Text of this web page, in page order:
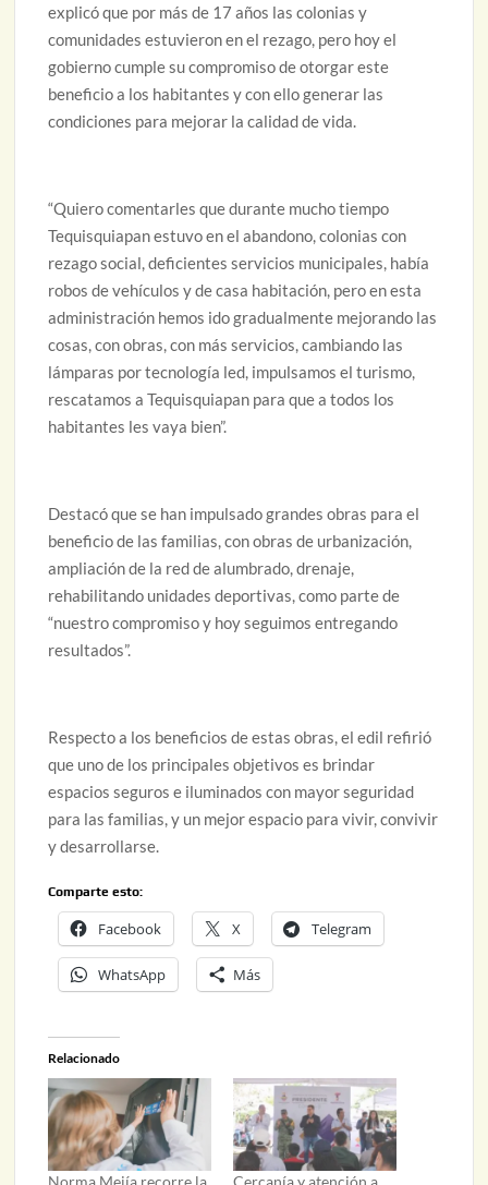
explicó que por más de 17 años las colonias y
comunidades estuvieron en el rezago, pero hoy el
gobierno cumple su compromiso de otorgar este
beneficio a los habitantes y con ello generar las
condiciones para mejorar la calidad de vida.
“Quiero comentarles que durante mucho tiempo
Tequisquiapan estuvo en el abandono, colonias con
rezago social, deficientes servicios municipales, había
robos de vehículos y de casa habitación, pero en esta
administración hemos ido gradualmente mejorando las
cosas, con obras, con más servicios, cambiando las
lámparas por tecnología led, impulsamos el turismo,
rescatamos a Tequisquiapan para que a todos los
habitantes les vaya bien”.
Destacó que se han impulsado grandes obras para el
beneficio de las familias, con obras de urbanización,
ampliación de la red de alumbrado, drenaje,
rehabilitando unidades deportivas, como parte de
“nuestro compromiso y hoy seguimos entregando
resultados”.
Respecto a los beneficios de estas obras, el edil refirió
que uno de los principales objetivos es brindar
espacios seguros e iluminados con mayor seguridad
para las familias, y un mejor espacio para vivir, convivir
y desarrollarse.
Comparte esto:
Facebook X Telegram
WhatsApp Más
Relacionado
Norma Mejía recorre la Cercanía y atención a